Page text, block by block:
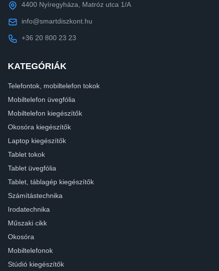
4400 Nyíregyháza, Matróz utca 1/A
info@smartdiszkont.hu
+36 20 800 23 23
KATEGÓRIÁK
Telefontok, mobiltelefon tokok
Mobiltelefon üvegfólia
Mobiltelefon kiegészítők
Okosóra kiegészítők
Laptop kiegészítők
Tablet tokok
Tablet üvegfólia
Tablet, táblagép kiegészítők
Számítástechnika
Irodatechnika
Műszaki cikk
Okosóra
Mobiltelefonok
Stúdió kiegészítők